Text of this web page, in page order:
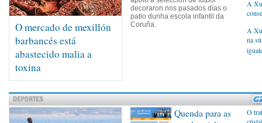
O mercado de mexillón
barbancés está
abastecido malia a
toxina
decoraron nos pasados días o
patio dunha escola infantil da
Coruña.
A
A
na
Quenda para as
O